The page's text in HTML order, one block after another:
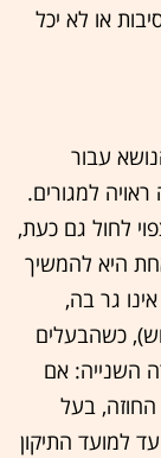
או לא יכל
עבור
למגורים.
לחול גם כעת,
היא להמשיך
גר בה,
כשהבעלים
השנייה: אם
החוזה, בעל
למועד התיקון